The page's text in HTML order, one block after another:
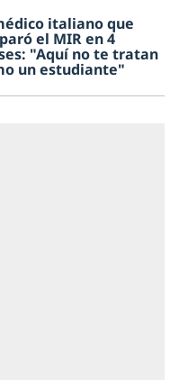
italiano que
el MIR en 4
"Aquí no te tratan
un estudiante"